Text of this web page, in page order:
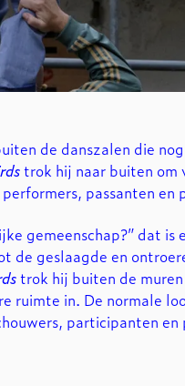
de danszalen die
trok hij naar buiten om
passanten
gemeenschap?” dat
de geslaagde en
trok hij buiten de
ruimte in. De normale
participanten